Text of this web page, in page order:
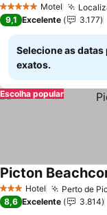
5 Estrelas Motel
9,1 Excelente 3.177
Selecione as
exatos.
Escolha popular
3 EstrelasHotel Perto de
Picton
8,6 Excelente 3.814